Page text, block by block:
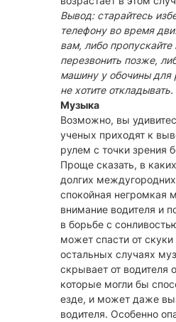
Вывод: старайтесь
телефону во время
вам, либо
перезвонить позже,
машину у обочины для
не хотите откладывать.
Музыка
Возможно, вы
ученых приходят к
рулем с точки зрения
Проще сказать, в
долгих
спокойная негромкая
внимание водителя и
в борьбе с
может спасти от
остальных случаях
скрывает от
которые могли бы
езде, и может даже
водителя. Особенно